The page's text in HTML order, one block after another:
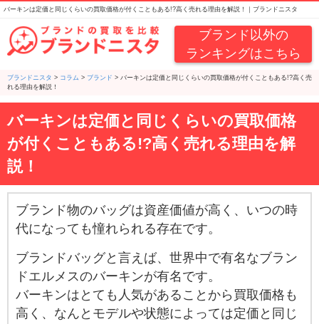
バーキンは定価と同じくらいの買取価格が付くこともある!?高く売れる理由を解説！｜ブランドニスタ
ブランド以外の
ランキングはこちら
ブランドニスタ > コラム > ブランド > バーキンは定価と同じくらいの買取価格が付くこともある!?高く売
れる理由を解説！
バーキンは定価と同じくらいの買取価格
が付くこともある!?高く売れる理由を解
説！
ブランド物のバッグは資産価値が高く、いつの時
代になっても憧れられる存在です。
ブランドバッグと言えば、世界中で有名なブラン
ドエルメスのバーキンが有名です。
バーキンはとても人気があることから買取価格も
高く、なんとモデルや状態によっては定価と同じ